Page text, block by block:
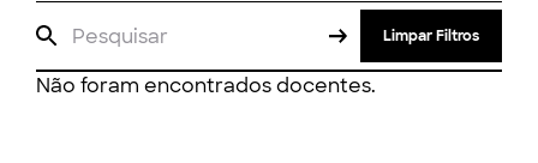
Limpar Filtros
Não foram encontrados docentes.